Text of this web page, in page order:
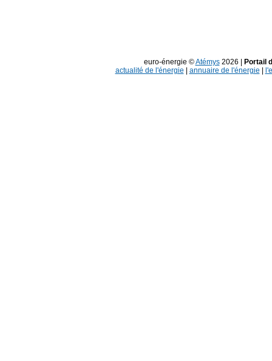
euro-énergie ©Atémys2026 |
Portail
actualité de l'énergie
annuaire de l'énergie